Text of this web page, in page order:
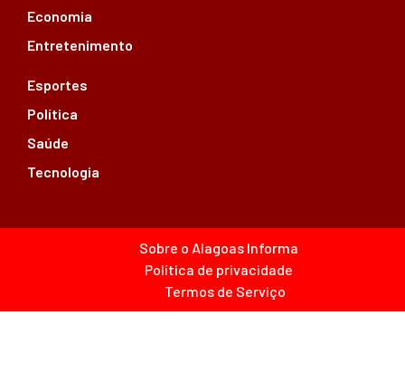
Economia
Entretenimento
Esportes
Política
Saúde
Tecnologia
Sobre o Alagoas Informa
Política de privacidade
Termos de Serviço